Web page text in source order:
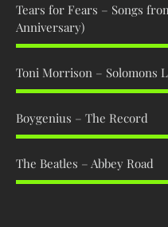
Tears for Fears – Songs
Anniversary)
Toni Morrison – Solomons
Boygenius – The Record
The Beatles – Abbey Road